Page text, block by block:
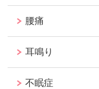
腰痛
耳鳴り
不眠症